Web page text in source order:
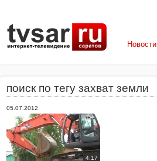
Новости
поиск по тегу захват земли
05.07.2012
4:17